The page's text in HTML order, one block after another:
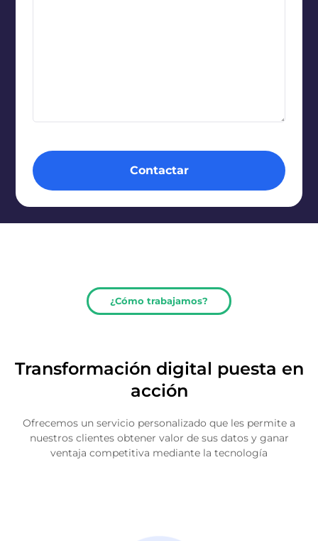
Contactar
¿Cómo trabajamos?
Transformación digital puesta en
acción
Ofrecemos un servicio personalizado que les permite a
nuestros clientes obtener valor de sus datos y ganar
ventaja competitiva mediante la tecnología